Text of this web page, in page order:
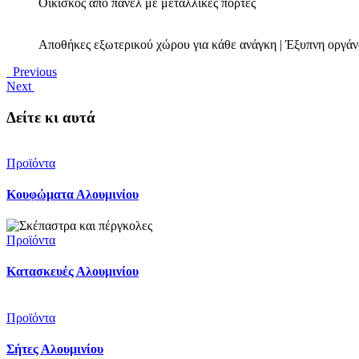
Οικίσκος από πάνελ με μεταλλικές πόρτες
Αποθήκες εξωτερικού χώρου για κάθε ανάγκη | Έξυπνη
Previous
Next
Δείτε κι αυτά
Προϊόντα
Κουφώματα Αλουμινίου
Προϊόντα
Κατασκευές Αλουμινίου
Προϊόντα
Σήτες Αλουμινίου